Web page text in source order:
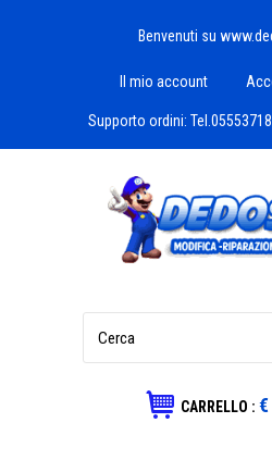
Benvenuti su
Il mio account
Supporto ordini:
CARRELLO :